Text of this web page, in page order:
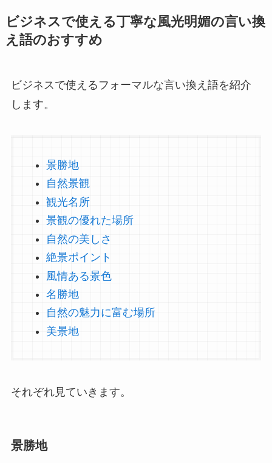
ビジネスで使える丁寧な風光明媚の言い換
え語のおすすめ
ビジネスで使えるフォーマルな言い換え語を紹介
します。
景勝地
自然景観
観光名所
景観の優れた場所
自然の美しさ
絶景ポイント
風情ある景色
名勝地
自然の魅力に富む場所
美景地
それぞれ見ていきます。
景勝地